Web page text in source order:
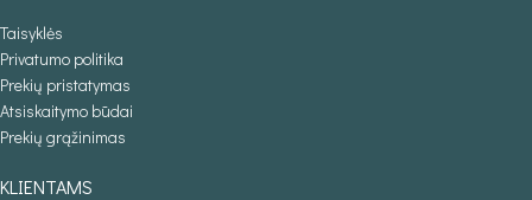
Taisyklės
Privatumo politika
Prekių pristatymas
Atsiskaitymo būdai
Prekių grąžinimas
KLIENTAMS